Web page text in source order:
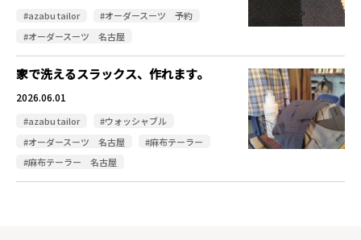
#azabu tailor
#オーダースーツ 予約
#オーダースーツ 名古屋
家で洗えるスラックス、作れます。
2026.06.01
#azabu tailor
#ウォッシャブル
#オーダースーツ 名古屋
#麻布テーラー
#麻布テーラー 名古屋